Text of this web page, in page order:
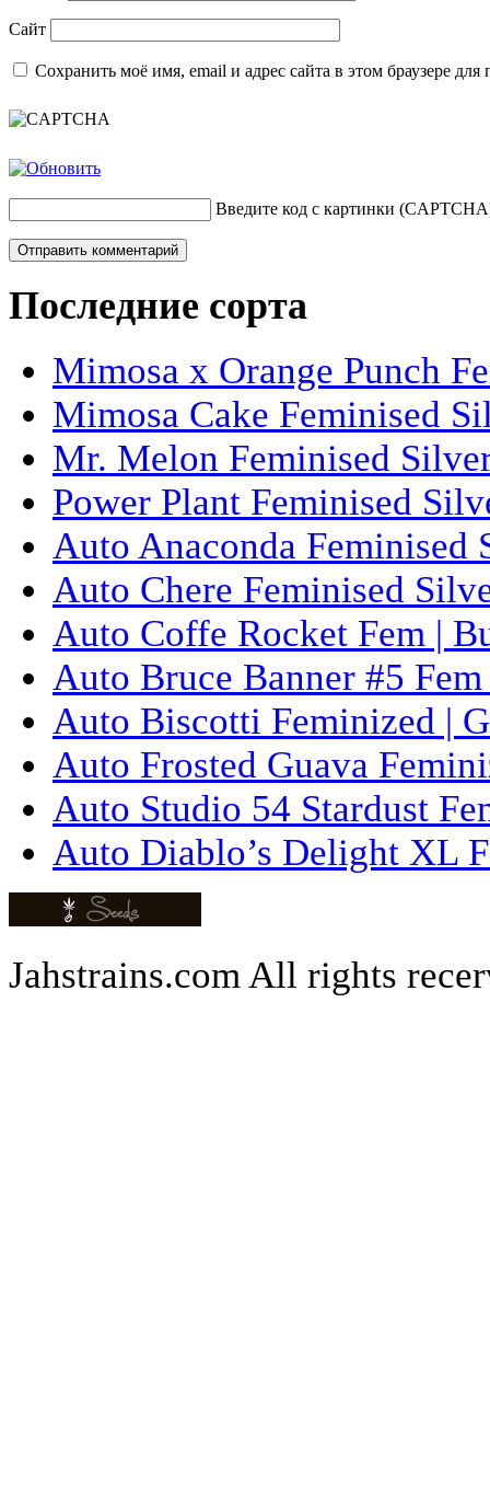
Сайт
Сохранить моё имя, email и адрес сайта в этом браузере
Введите код с картинки
Последние сорта
Mimosa x Orange Punch
Mimosa Cake Feminised
Mr. Melon Feminised
Power Plant Feminised
Auto Anaconda Feminised
Auto Chere Feminised
Auto Coffe Rocket Fem |
Auto Bruce Banner #5
Auto Biscotti Feminized |
Auto Frosted Guava
Auto Studio 54 Stardust
Auto Diablo’s Delight XL
Jahstrains.comAll rights